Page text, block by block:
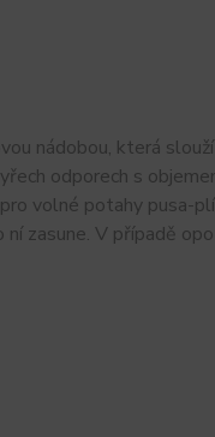
nádobou, která
odporech s
volné potahy pusa-
zasune. V případě